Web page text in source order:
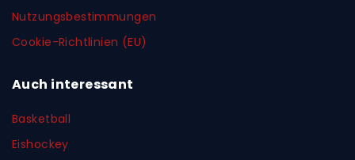
Nutzungsbestimmungen
Cookie-Richtlinien (EU)
Auch interessant
Basketball
Eishockey